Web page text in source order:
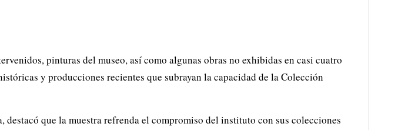
pinturas del museo, así como algunas obras no exhibidas en casi cuatro
y producciones recientes que subrayan la capacidad de la Colección
que la muestra refrenda el compromiso del instituto con sus colecciones